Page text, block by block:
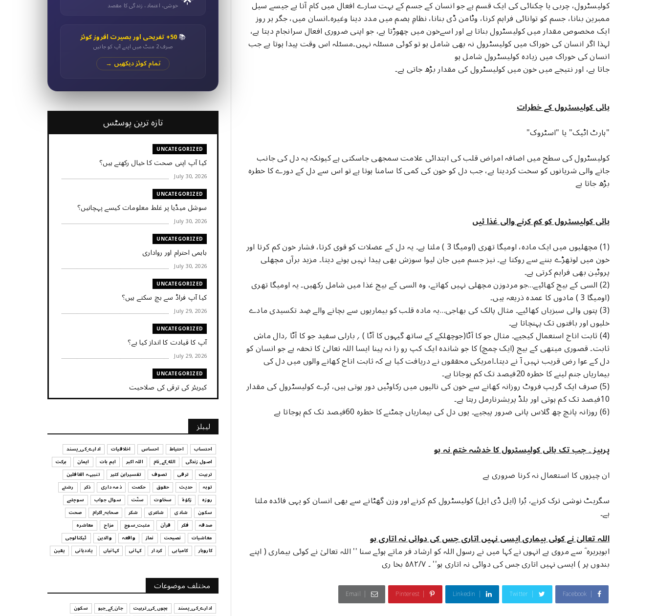
کولیسٹرول، چربی یا چکنائی کی ایک قسم ہے جو انسان کے جسم کے بہت سارے افعال میں کام آتا ہے جیسے سیل
ممبرین بنانا، جسم کو توانائی فراہم کرنا، وٹامن ڈی بنانا، نظامِ ہضم میں مدد دینا وغیرہ۔انسان میں، جگر ہر روز
ایک مخصوص مقدار میں کولیسٹرول بناتا ہے اور اسےخون میں چھوڑتا ہے، جو اپنی ضروری افعال سرانجام دیتا ہے،
لہذا اگر انسان کی خوراک میں کولیسٹرول نہ بھی شامل ہو تو کوئی مسئلہ نہیں۔مسئلہ اس وقت پیدا ہوتا ہے جب
انسان کی خوراک میں زیادہ کولیسٹرول شامل ہو
جاتا ہے، اور نتیجے میں خون میں کولیسٹرول کی مقدار بڑھ جاتی ہے۔
ہائی کولیسٹرول کے خطرات
"ہارٹ اٹیک" یا "اسٹروک"
کولیسٹرول کی سطح میں اضافہ امراض قلب کی ابتدائی علامت سمجھی جاسکتی ہے کیونکہ یہ دل کی جانب
جانے والی شریانوں کو سخت کردیتا ہے، جب دل کو خون کی کمی کا سامنا ہوتا ہے تو اس سے دل کے دورے کا خطرہ
بڑھ جاتا ہے
ہائی کولیسٹرول کو کم کرنے والی غذا ئیں
(1) مچھلیوں میں ایک مادہ، اومیگا تھری (اومیگا 3 ) ملتا ہے۔ یہ دل کے عضلات کو قوی کرتا، فشار خون کم کرتا اور
خون میں لوتھڑے بننے سے روکتا ہے۔ نیز جسم میں جان لیوا سوزش بھی پیدا نہیں ہونے دیتا۔ مزید برآں مچھلی
پروٹین بھی فراہم کرتی ہے۔
(2) السی کے بیج کھائیے…جو مردوزن مچھلی نہیں کھاتے، وہ السی کے بیج غذا میں شامل رکھیں۔ یہ اومیگا تھری
(اومیگا 3 ) مادوں کا عمدہ ذریعہ ہیں۔
(3) پتوں والی سبزیاں کھائیے۔ مثال پالک کی بھاجی…یہ مادہ قلب کو بیماریوں سے بچانے والے ضِد تکسیدی مادے
خلیوں اور بافتوں تک پہنچاتا ہے۔
(4) ثابت اناج استعمال کیجیے۔ مثال جو کا آٹا(جوچھلکے کے ساتھ گیہوں کا آٹا ) ؍ بارلی سفید جو کا آٹا ؍دال ماش
ثابت۔ قصوری میتھی کے بیج (ایک چمچ) کا جو شاندہ ایک کپ رو زا نہ پینا ایسا اللہ تعالیٰ کا تحفہ ہے جو انسان کو
دل کے عوا رض قریب نہیں آ نے دیتا۔امریکی محققوں نے دریافت کیا ہے کہ ثابت اناج کھانے والوں میں دل کی
بیماریاں جنم لینے کا خطرہ 20فیصد تک کم ہوجاتا ہے۔
(5) صرف ایک گریپ فروٹ روزانہ کھانے سے خون کی نالیوں میں رکاوٹیں دور ہوتی ہیں، بُرے کولیسٹرول کی مقدار
10فیصد تک کم ہوتی اور بلڈ پریشرنارمل رہتا ہے۔
(6) روزانہ پانچ چھ گلاس پانی ضرور پیجیے۔ یوں دل کی بیماریاں چمٹنے کا خطرہ 60فیصد تک کم ہوجاتا ہے
پرہیز ۔ جب تک ہائی کولیسٹرول کا خدشہ ختم نہ ہو
ان چیزوں کا استعمال نہ کرنا ضروری ہے
سگریٹ نوشی ترک کرنے، بُرا (ایل ڈی ایل) کولیسٹرول کم کرنے اور وزن گھٹانے سے بھی انسان کو یہی فائدہ ملتا
ہے۔
اللہ تعالیٰ نے کوئی بیماری ایسی نہیں اتاری جس کی دوائی نہ اتاری ہو
ابوہریرہ ؓ سے مروی ہے انہوں نے کہا میں نے رسول اللہ کو ارشاد فر ماتے ہوئے سنا '' اللہ تعالیٰ نے کوئی بیماری ( اپنے
بندوں پر ) ایسی نہیں اتاری جس کی دوائی نہ اتاری ہو'' ۔ ۵۸۲/۷ بخا ری
Facebook
Twitter
Linkedin
Pinterest
Email
خوشی، اعتماد، زندگی کا مقصد
📚50+ تفریحی اور بصیرت افروز کوئز
صرف 2 منٹ میں اپنے آپ کو جانیں
تمام کوئز دیکھیں →
تازہ ترین پوسٹس
UNCATEGORIZED
کیا آپ اپنی صحت کا خیال رکھتے ہیں؟
July 30, 2026
UNCATEGORIZED
سوشل میڈیا پر غلط معلومات کیسے پہچانیں؟
July 30, 2026
UNCATEGORIZED
باہمی احترام اور رواداری
July 30, 2026
UNCATEGORIZED
کیا آپ فراڈ سے بچ سکتے ہیں؟
July 29, 2026
UNCATEGORIZED
آپ کا قیادت کا انداز کیا ہے؟
July 29, 2026
UNCATEGORIZED
کیریئر کی ترقی کی صلاحیت
July 29, 2026
UNCATEGORIZED
کیا آپ اپنے باس کو مؤثر طریقے سے منظم کر رہے
ہیں
July 29, 2026
UNCATEGORIZED
اس وقت آپ کا موڈ کیسا ہے؟
July 29, 2026
UNCATEGORIZED
قرض لینے اور دینے میں ہوشیاری
July 29, 2026
آپ کا فیصلہ کرنے کا انداز
July 29, 2026
لیبلز
احتساب احتیاط احساس اخلاقیات
ادارے_کی_پسند
اصول زندگی
الله_کے_نام اللہ اکبر اہم بات ایمان
برکت
تربیت
ترقی تصوف تفسیرابن کثیر
تنبیہہ الغافلین
توبہ
حدیث حقوق حکمت ذمہ داری ذکر
رشتے
روزہ
زکوٰۃ سخاوت سنّت سوال جواب
سوچئیے
سکون
شادی شاعری شکر صحابہ_اکرام
صحت
صدقہ
فکر قرآن مثبت_سوچ مزاح
معاشرہ
معاشیات
نصیحت نماز واقعہ والدین
ٹیکنالوجی
کاروبار
کامیابی کردار کہانی کہانیاں یاددہانی یقین
مختلف موضوعات
ادارے_کی_پسند بچوں_کی_تربیت جان_کے_جیو
سکون